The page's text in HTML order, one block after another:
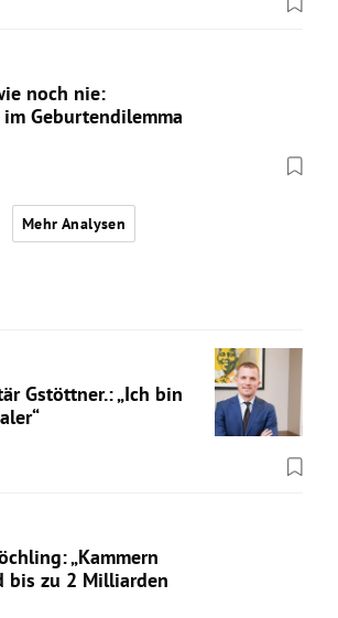
noch nie:
Geburtendilemma
Mehr Analysen
Gstöttner.: „Ich bin
„Kammern
bis zu 2 Milliarden